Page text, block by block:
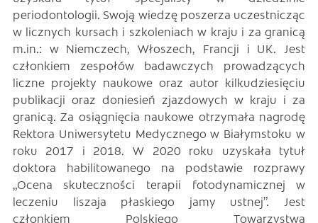
periodontologii. Swoją wiedzę poszerza uczestnicząc
w licznych kursach i szkoleniach w kraju i za granicą
m.in.: w Niemczech, Włoszech, Francji i UK. Jest
członkiem zespołów badawczych prowadzących
liczne projekty naukowe oraz autor kilkudziesięciu
publikacji oraz doniesień zjazdowych w kraju i za
granicą. Za osiągnięcia naukowe otrzymała nagrodę
Rektora Uniwersytetu Medycznego w Białymstoku w
roku 2017 i 2018. W 2020 roku uzyskała tytuł
doktora habilitowanego na podstawie rozprawy
„Ocena skuteczności terapii fotodynamicznej w
leczeniu liszaja płaskiego jamy ustnej”. Jest
członkiem Polskiego Towarzystwa